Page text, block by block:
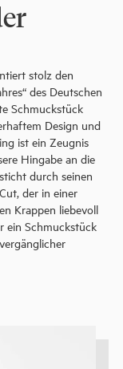
stolz den
des Deutschen
Schmuckstück
Design und
ist ein Zeugnis
Hingabe an die
durch seinen
der in einer
Krappen liebevoll
ein Schmuckstück